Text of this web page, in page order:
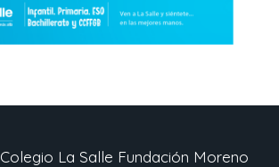
Colegio La Salle Fundación Moreno